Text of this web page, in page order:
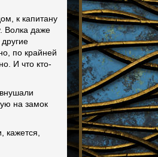
к капитану
Волка даже
по крайней
И что кто-
на замок
кажется,